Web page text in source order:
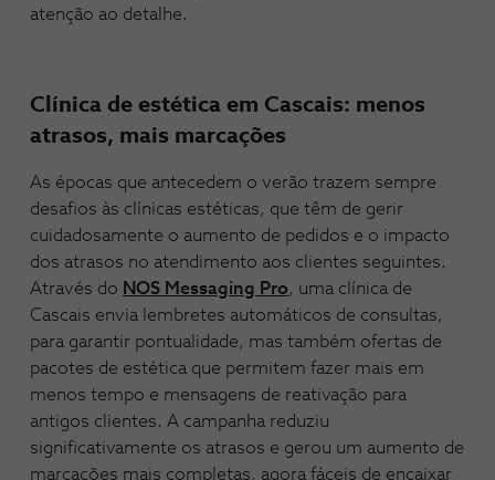
atenção ao detalhe.
Clínica de estética em Cascais: menos
atrasos, mais marcações
As épocas que antecedem o verão trazem sempre
desafios às clínicas estéticas, que têm de gerir
cuidadosamente o aumento de pedidos e o impacto
dos atrasos no atendimento aos clientes seguintes.
Através do NOS Messaging Pro, uma clínica de
Cascais envia lembretes automáticos de consultas,
para garantir pontualidade, mas também ofertas de
pacotes de estética que permitem fazer mais em
menos tempo e mensagens de reativação para
antigos clientes. A campanha reduziu
significativamente os atrasos e gerou um aumento de
marcações mais completas, agora fáceis de encaixar